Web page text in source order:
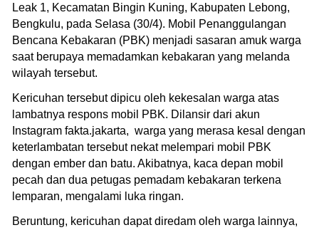
Leak 1, Kecamatan Bingin Kuning, Kabupaten Lebong,
Bengkulu, pada Selasa (30/4). Mobil Penanggulangan
Bencana Kebakaran (PBK) menjadi sasaran amuk warga
saat berupaya memadamkan kebakaran yang melanda
wilayah tersebut.
Kericuhan tersebut dipicu oleh kekesalan warga atas
lambatnya respons mobil PBK. Dilansir dari akun
Instagram fakta.jakarta, warga yang merasa kesal dengan
keterlambatan tersebut nekat melempari mobil PBK
dengan ember dan batu. Akibatnya, kaca depan mobil
pecah dan dua petugas pemadam kebakaran terkena
lemparan, mengalami luka ringan.
Beruntung, kericuhan dapat diredam oleh warga lainnya,